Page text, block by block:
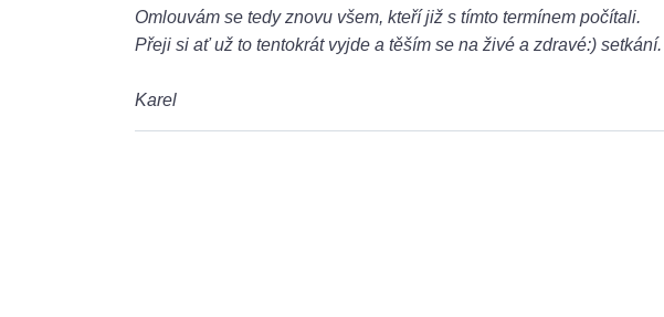
Omlouvám se tedy znovu všem, kteří již s tímto termínem počítali.
Přeji si ať už to tentokrát vyjde a těším se na živé a zdravé:) setkání.
Karel